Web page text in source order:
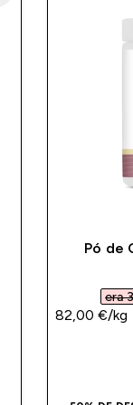
Pó de
era
82,00 €‎/kg